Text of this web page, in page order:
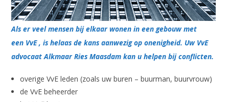
Als er veel mensen bij elkaar wonen in een gebouw met
een VvE , is helaas de kans aanwezig op onenigheid. Uw VvE
advocaat Alkmaar Ries Maasdam kan u helpen bij conflicten.
overige VvE leden (zoals uw buren – buurman, buurvrouw)
de VvE beheerder